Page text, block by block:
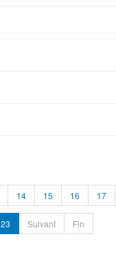
14 15 16 17
23 Suivant Fin